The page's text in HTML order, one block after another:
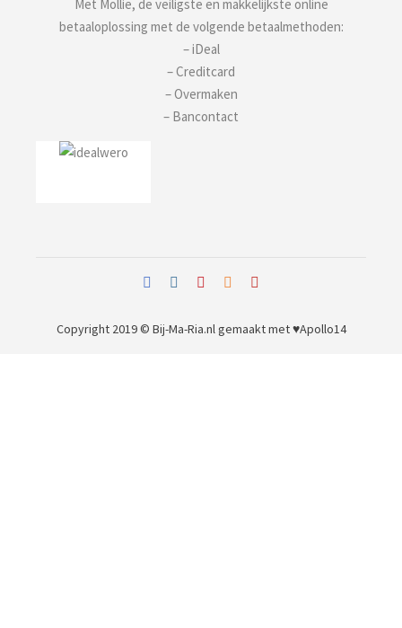
Met Mollie, de veiligste en makkelijkste online
betaaloplossing met de volgende betaalmethoden:
– iDeal
– Creditcard
– Overmaken
– Bancontact
Copyright 2019 © Bij-Ma-Ria.nl gemaakt met ♥Apollo14